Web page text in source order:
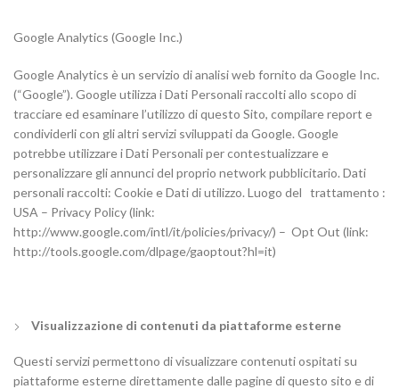
Google Analytics (Google Inc.)
Google Analytics è un servizio di analisi web fornito da Google Inc.
(“Google”). Google utilizza i Dati Personali raccolti allo scopo di
tracciare ed esaminare l’utilizzo di questo Sito, compilare report e
condividerli con gli altri servizi sviluppati da Google. Google
potrebbe utilizzare i Dati Personali per contestualizzare e
personalizzare gli annunci del proprio network pubblicitario. Dati
personali raccolti: Cookie e Dati di utilizzo. Luogo del trattamento :
USA – Privacy Policy (link:
http://www.google.com/intl/it/policies/privacy/) – Opt Out (link:
http://tools.google.com/dlpage/gaoptout?hl=it)
Visualizzazione di contenuti da piattaforme esterne
Questi servizi permettono di visualizzare contenuti ospitati su
piattaforme esterne direttamente dalle pagine di questo sito e di